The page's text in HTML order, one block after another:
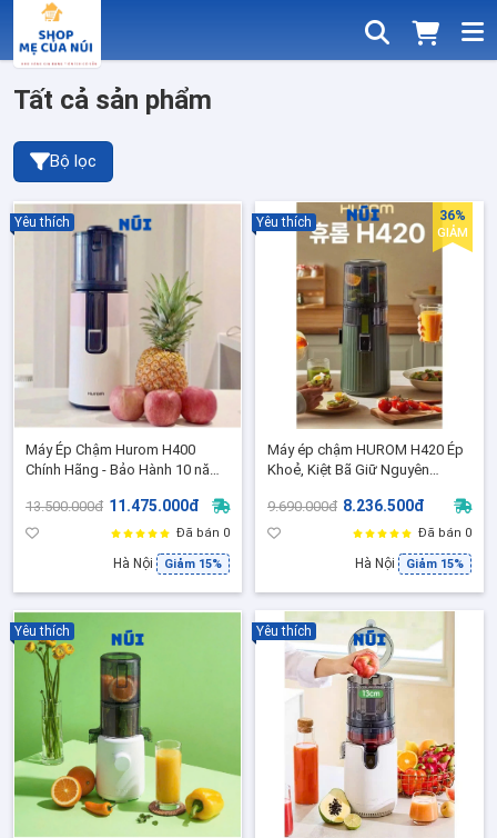
Tất cả sản phẩm
Bộ lọc
Máy Ép Chậm Hurom H400
Chính Hãng - Bảo Hành 10 năm,
13.500.000đ 11.475.000đ
Đã bán 0
Hà Nội Giảm 15%
Yêu thích
Máy ép chậm HUROM H420 Ép
Khoẻ, Kiệt Bã Giữ Nguyên
Phẩm - Bảo Hành 10 Năm
9.690.000đ 8.236.500đ
Đã bán 0
Hà Nội Giảm 15%
Yêu thích 36%
GIẢM
Yêu thích Yêu thích